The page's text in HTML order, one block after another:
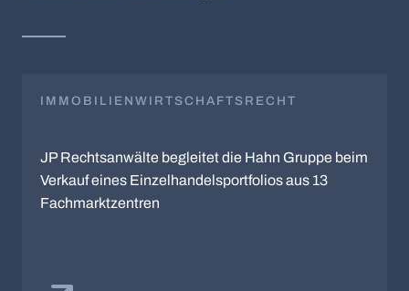
IMMOBILIENWIRTSCHAFTSRECHT
JP Rechtsanwälte begleitet die Hahn Gruppe beim
Verkauf eines Einzelhandelsportfolios aus 13
Fachmarktzentren